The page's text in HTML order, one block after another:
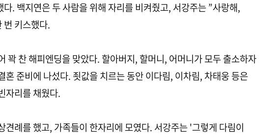
. 백지연은 두 사람을 위해 자리를 비켜줬고, 서강주는 ”사랑해,
번 키스했다.
꽉 찬 해피엔딩을 맞았다. 할아버지, 할머니, 어머니가 모두 출소하자
혼 준비에 나섰다. 죗값을 치르는 동안 이다림, 이차림, 차태웅 등은
자리를 채웠다.
견례를 했고, 가족들이 한자리에 모였다. 서강주는 '그렇게 다림이